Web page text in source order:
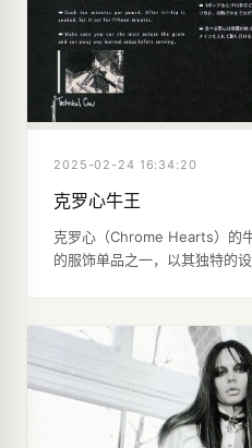
2025-02-24 16:34:20
克罗心牛王
克罗心（Chrome Hearts）的
的服饰单品之一，以其独特的